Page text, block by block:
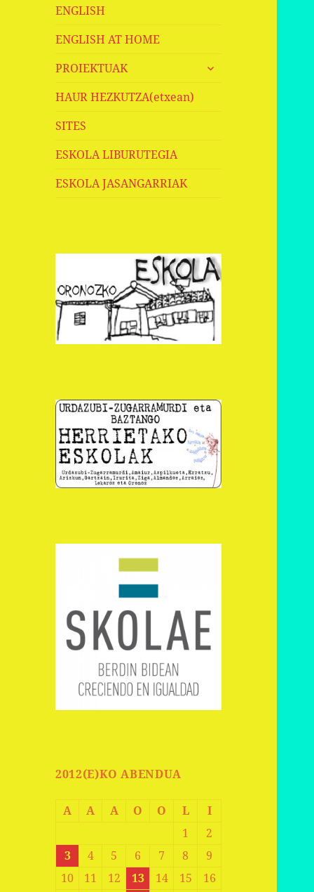
ENGLISH
ENGLISH AT HOME
PROIEKTUAK
haurren
HAUR HEZKUTZA(etxean)
SITES
ESKOLA LIBURUTEGIA
ESKOLA JASANGARRIAK
2012(E)KO ABENDUA
A A A O O L
I
1
2
3
4 5 6 7 8
9
10
11 12 13 14 15
16